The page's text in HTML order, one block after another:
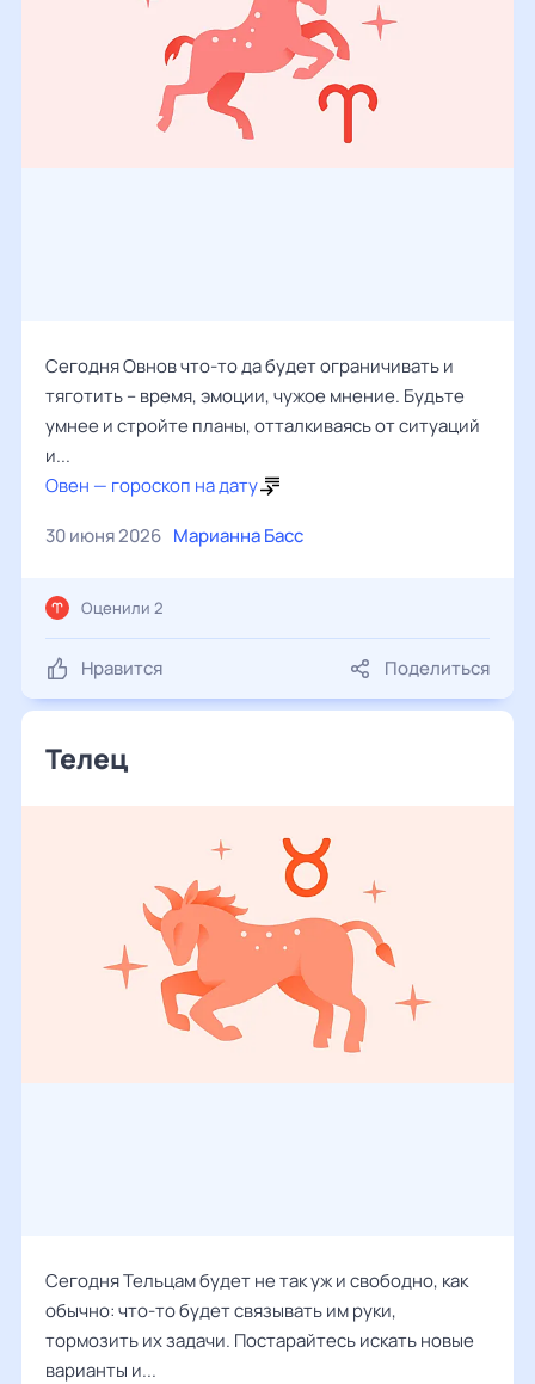
Сегодня Овнов что-то да будет ограничивать и
тяготить – время, эмоции, чужое мнение. Будьте
умнее и стройте планы, отталкиваясь от ситуаций
и...
Овен — гороскоп на дату
30 июня 2026 Марианна Басс
Нравится Поделиться
Оценили 2
Телец
Сегодня Тельцам будет не так уж и свободно, как
обычно: что-то будет связывать им руки,
тормозить их задачи. Постарайтесь искать новые
варианты и...